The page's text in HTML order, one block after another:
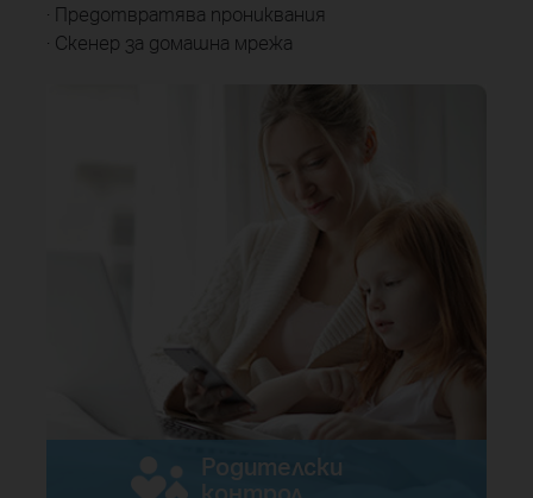
· Предотвратява прониквания
· Скенер за домашна мрежа
Родителски